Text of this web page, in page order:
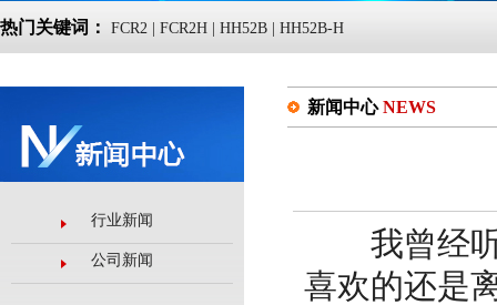
热门关键词： FCR2 FCR2H HH52B HH52B-H
行业新闻
公司新闻
新闻中心 NEWS
我曾经听
喜欢的还是